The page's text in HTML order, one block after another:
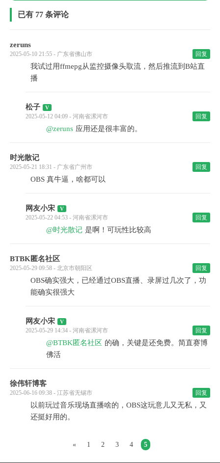
已有 77 条评论
zeruns
2025-05-10 21:55 - 广东省佛山市 回复
我试过用ffmepg从监控摄像头取流，然后推流到B站直
播
松子
2025-05-12 04:09 - 河南省漯河市 回复
@zeruns 应用还是很丰富的。
时光散记
2025-05-21 18:31 - 广东省广州市 回复
OBS 真牛逼，啥都可以
网友小宋
2025-05-22 04:53 - 河南省漯河市 回复
@时光散记 是啊！可玩性比较高
BTBK匿名社区
2025-05-29 09:58 - 北京市朝阳区 回复
OBS确实强大，已经通过OBS直播、录屏过几次了，功
能确实很强大
网友小宋
2025-05-29 14:34 - 河南省漯河市 回复
@BTBK匿名社区 的确，关键是还免费。简直赛博
佛活
徐伟轩博客
2025-06-16 09:38 - 江苏省无锡市 回复
以前玩过音乐现场直播啥的，OBS这玩意儿又无私，又
还挺好用的。
« 1 2 3 4 5